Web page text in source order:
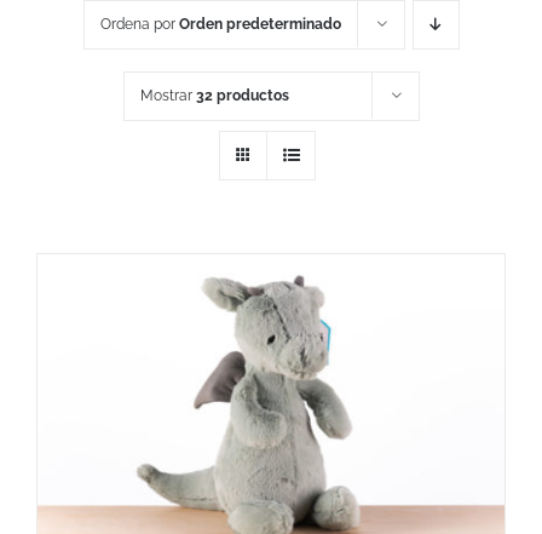
Ordena por Orden predeterminado
Mostrar 32 productos